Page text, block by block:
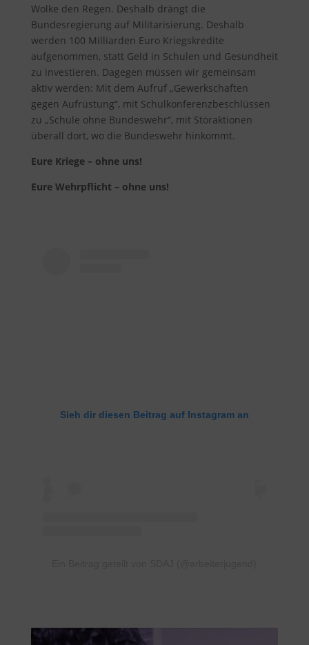
Wolke den Regen. Deshalb drängt die
Bundesregierung auf Militarisierung. Deshalb
werden 100 Milliarden Euro Kriegskredite
aufgenommen, statt Geld in Schulen und Gesundheit
zu investieren. Dagegen müssen wir gemeinsam
aktiv werden: Mit dem Aufruf „Gewerkschaften
gegen Aufrüstung“, mit Schulkonferenzbeschlüssen
zu „Schule ohne Bundeswehr“, mit Störaktionen
überall dort, wo die Bundeswehr hinkommt.
Eure Kriege – ohne uns!
Eure Wehrpflicht – ohne uns!
Sieh dir diesen Beitrag auf Instagram an